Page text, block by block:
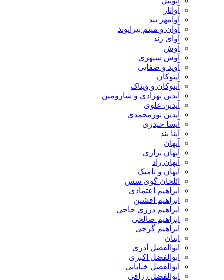
آواتار
آوامهر بند
آوان و میثم بیرانوند
آوای زند
آوش
آوش سپهری
آوید و صفایی
آیتوکان
آیتوکان و ویناک
آیدین بهزادی و شارومین
آیدین علوی
آیدین نورمحمدی
آیسا حیدری
آینا بند
آیهان
آیهان بزازی
آیهان راد
آیهان و نامیک
ائلخان گوی سس
ابراهیم اعتمادی
ابراهیم افشین
ابراهیم درزی حاجی
ابراهیم صالحی
ابراهیم گرجی
ابنان
ابوالفضل آذری
ابوالفضل اکبری
ابوالفضل خیابانی
ابوالفضل رزاقی